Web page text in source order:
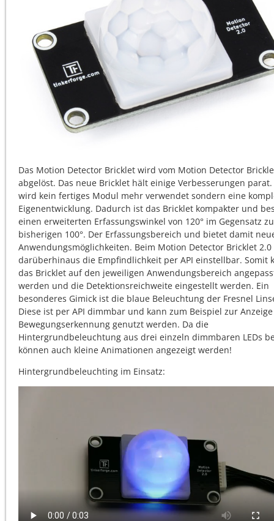
Das Motion Detector Bricklet wird vom Motion Detector
abgelöst. Das neue Bricklet hält einige Verbesserungen parat.
wird kein fertiges Modul mehr verwendet sondern eine
Eigenentwicklung. Dadurch ist das Bricklet kompakter und
einen erweiterten Erfassungswinkel von 120° im Gegensatz
bisherigen 100°. Der Erfassungsbereich und bietet damit
Anwendungsmöglichkeiten. Beim Motion Detector Bricklet 2.0
darüberhinaus die Empfindlichkeit per API einstellbar. Somit
das Bricklet auf den jeweiligen Anwendungsbereich
werden und die Detektionsreichweite eingestellt werden. Ein
besonderes Gimick ist die blaue Beleuchtung der Fresnel
Diese ist per API dimmbar und kann zum Beispiel zur
Bewegungserkennung genutzt werden. Da die
Hintergrundbeleuchtung aus drei einzeln dimmbaren LEDs
können auch kleine Animationen angezeigt werden!
Hintergrundbeleuchting im Einsatz: